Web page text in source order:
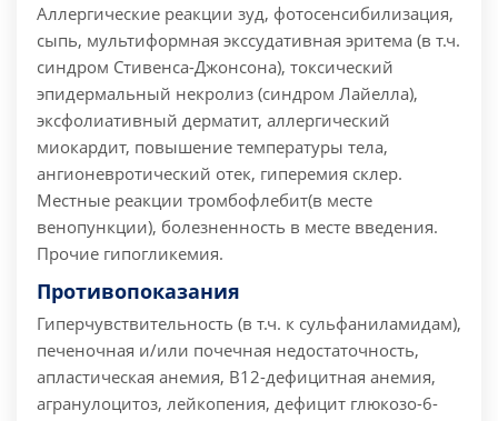
Аллергические реакции зуд, фотосенсибилизация,
сыпь, мультиформная экссудативная эритема (в т.ч.
синдром Стивенса-Джонсона), токсический
эпидермальный некролиз (синдром Лайелла),
эксфолиативный дерматит, аллергический
миокардит, повышение температуры тела,
ангионевротический отек, гиперемия склер.
Местные реакции тромбофлебит(в месте
венопункции), болезненность в месте введения.
Прочие гипогликемия.
Противопоказания
Гиперчувствительность (в т.ч. к сульфаниламидам),
печеночная и/или почечная недостаточность,
апластическая анемия, B12-дефицитная анемия,
агранулоцитоз, лейкопения, дефицит глюкозо-6-